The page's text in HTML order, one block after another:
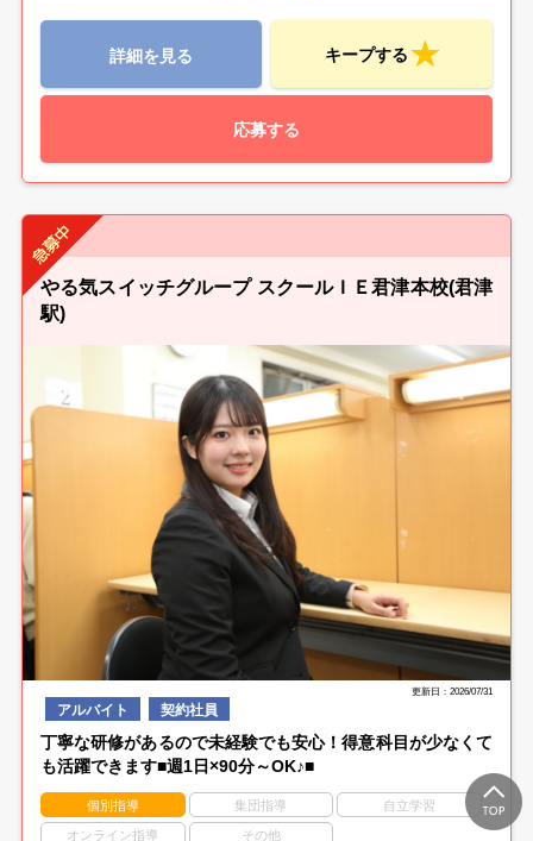
詳細を見る キープする
応募する
やる気スイッチグループ スクールＩＥ君津本校(君津
駅)
更新日：2026/07/31
アルバイト 契約社員
丁寧な研修があるので未経験でも安心！得意科目が少なくて
も活躍できます■週1日×90分～OK♪■
個別指導 集団指導 自立学習
オンライン指導 その他